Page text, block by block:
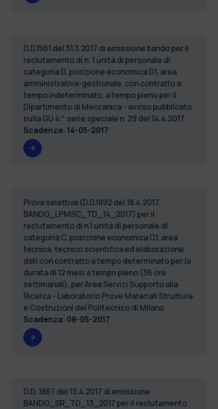
D.D.1561 del 31.3.2017 di emissione bando per il
reclutamento di n. 1 unità di personale di
categoria D, posizione economica D1, area
amministrativa-gestionale, con contratto a
tempo indeterminato, a tempo pieno per il
Dipartimento di Meccanica - avviso pubblicato
sulla GU 4^ serie speciale n. 29 del 14.4.2017
Scadenza: 14-05-2017
Prova selettiva (D.D.1892 del 18.4.2017,
BANDO_LPMSC_TD_14_2017) per il
reclutamento di n.1 unità di personale di
categoria C, posizione economica C1, area
tecnica. tecnico scientifica ed elaborazione
dati con contratto a tempo determinato per la
durata di 12 mesi a tempo pieno (36 ore
settimanali), per Area Servizi Supporto alla
Ricerca - Laboratorio Prove Materiali Strutture
e Costruzioni del Politecnico di Milano
Scadenza: 08-05-2017
D.D. 1867 del 13.4.2017 di emissione
BANDO_SR_TD_13_2017 per il reclutamento